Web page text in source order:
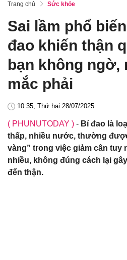
Trang chủ Sức khỏe
Sai lầm phổ
đao khiến thận
bạn không ngờ,
mắc phải
10:35, Thứ hai 28/07/2025
( PHUNUTODAY ) - Bí đao là
thấp, nhiều nước, thường
vàng” trong việc giảm cân tuy
nhiều, không đúng cách lại
đến thận.